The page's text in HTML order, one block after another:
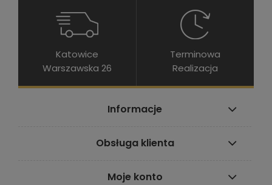
Katowice
Warszawska 26
Terminowa
Realizacja
Informacje
Obsługa klienta
Moje konto